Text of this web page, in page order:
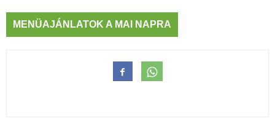
MENÜAJÁNLATOK A MAI NAPRA